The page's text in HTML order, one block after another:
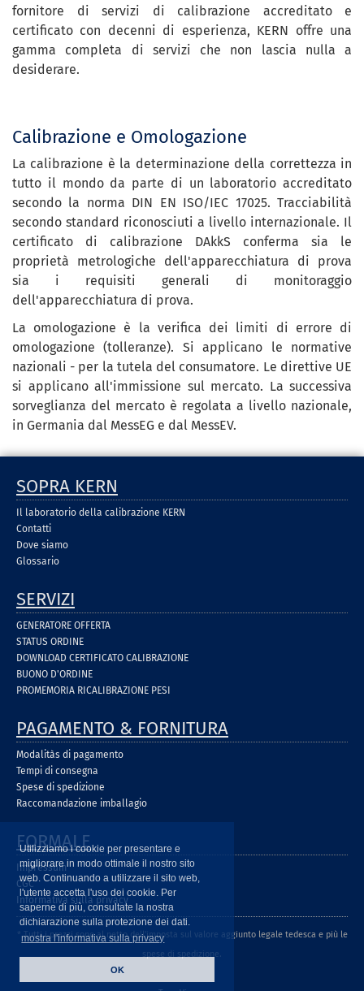
Utilizziamo i cookie per presentare e
migliorare in modo ottimale il nostro sito
web. Continuando a utilizzare il sito web,
l'utente accetta l'uso dei cookie. Per
saperne di più, consultate la nostra
dichiarazione sulla protezione dei dati.
mostra l'informativa sulla privacy
OK
fornitore di servizi di calibrazione accreditato e
certificato con decenni di esperienza, KERN offre una
gamma completa di servizi che non lascia nulla a
desiderare.
Calibrazione e Omologazione
La calibrazione è la determinazione della correttezza in
tutto il mondo da parte di un laboratorio accreditato
secondo la norma DIN EN ISO/IEC 17025. Tracciabilità
secondo standard riconosciuti a livello internazionale. Il
certificato di calibrazione DAkkS conferma sia le
proprietà metrologiche dell'apparecchiatura di prova
sia i requisiti generali di monitoraggio
dell'apparecchiatura di prova.
La omologazione è la verifica dei limiti di errore di
omologazione (tolleranze). Si applicano le normative
nazionali - per la tutela del consumatore. Le direttive UE
si applicano all'immissione sul mercato. La successiva
sorveglianza del mercato è regolata a livello nazionale,
in Germania dal MessEG e dal MessEV.
SOPRA KERN
Il laboratorio della calibrazione KERN
Contatti
Dove siamo
Glossario
SERVIZI
GENERATORE OFFERTA
STATUS ORDINE
DOWNLOAD CERTIFICATO CALIBRAZIONE
BUONO D'ORDINE
PROMEMORIA RICALIBRAZIONE PESI
PAGAMENTO & FORNITURA
Modalitàs di pagamento
Tempi di consegna
Spese di spedizione
Raccomandazione imballagio
FORMALE
Impressum
CGC
Informativa sulla privacy
* Tutti i prezzi sono al netto dell'imposta sul valore aggiunto legale tedesca e più le
spese di spedizione.